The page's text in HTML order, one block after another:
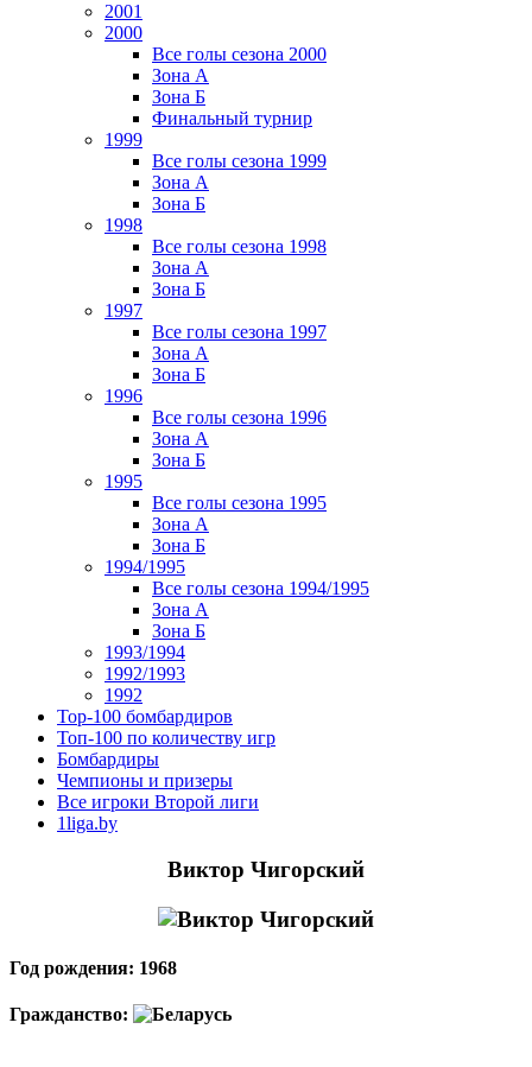
2001
2000
Все голы сезона 2000
Зона А
Зона Б
Финальный турнир
1999
Все голы сезона 1999
Зона А
Зона Б
1998
Все голы сезона 1998
Зона А
Зона Б
1997
Все голы сезона 1997
Зона А
Зона Б
1996
Все голы сезона 1996
Зона А
Зона Б
1995
Все голы сезона 1995
Зона А
Зона Б
1994/1995
Все голы сезона 1994/1995
Зона А
Зона Б
1993/1994
1992/1993
1992
Top-100 бомбардиров
Топ-100 по количеству игр
Бомбардиры
Чемпионы и призеры
Все игроки Второй лиги
1liga.by
Виктор Чигорский
Год рождения: 1968
Гражданство: